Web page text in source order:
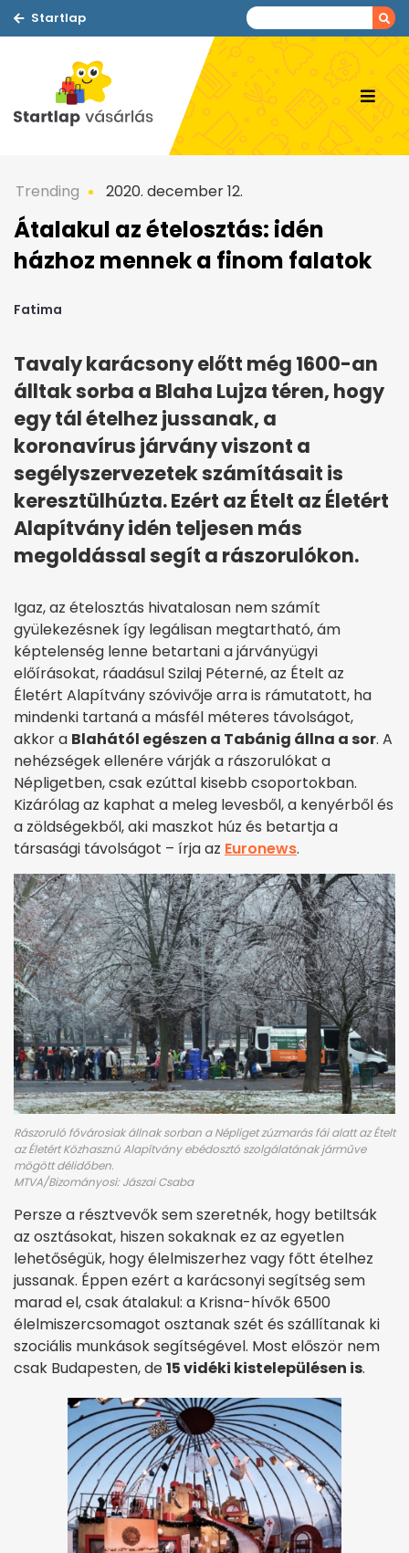
Startlap
Trending 2020. december 12.
Átalakul az ételosztás: idén
házhoz mennek a finom falatok
Fatima
Tavaly karácsony előtt még 1600-an
álltak sorba a Blaha Lujza téren, hogy
egy tál ételhez jussanak, a
koronavírus járvány viszont a
segélyszervezetek számításait is
keresztülhúzta. Ezért az Ételt az Életért
Alapítvány idén teljesen más
megoldással segít a rászorulókon.
Igaz, az ételosztás hivatalosan nem számít
gyülekezésnek így legálisan megtartható, ám
képtelenség lenne betartani a járványügyi
előírásokat, ráadásul Szilaj Péterné, az Ételt az
Életért Alapítvány szóvivője arra is rámutatott, ha
mindenki tartaná a másfél méteres távolságot,
akkor a Blahától egészen a Tabánig állna a sor. A
nehézségek ellenére várják a rászorulókat a
Népligetben, csak ezúttal kisebb csoportokban.
Kizárólag az kaphat a meleg levesből, a kenyérből és
a zöldségekből, aki maszkot húz és betartja a
társasági távolságot – írja az Euronews.
Rászoruló fővárosiak állnak sorban a Népliget zúzmarás fái alatt az Ételt
az Életért Közhasznú Alapítvány ebédosztó szolgálatának járműve
mögött délidőben.
MTVA/Bizományosi: Jászai Csaba
Persze a résztvevők sem szeretnék, hogy betiltsák
az osztásokat, hiszen sokaknak ez az egyetlen
lehetőségük, hogy élelmiszerhez vagy főtt ételhez
jussanak. Éppen ezért a karácsonyi segítség sem
marad el, csak átalakul: a Krisna-hívők 6500
élelmiszercsomagot osztanak szét és szállítanak ki
szociális munkások segítségével. Most először nem
csak Budapesten, de15 vidéki kistelepülésen is.